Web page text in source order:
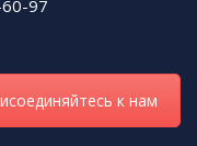
97
к нам